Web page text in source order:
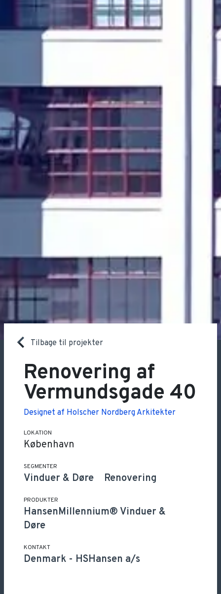
Tilbage til projekter
Renovering af
Vermundsgade 40
Designet af Holscher Nordberg Arkitekter
LOKATION
København
SEGMENTER
Vinduer & Døre Renovering
PRODUKTER
HansenMillennium® Vinduer &
Døre
KONTAKT
Denmark - HSHansen a/s